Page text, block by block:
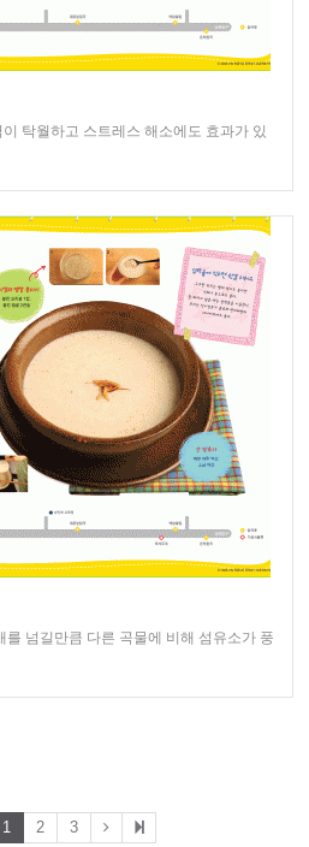
탁월하고 스트레스 해소에도 효과가 있
넘길만큼 다른 곡물에 비해 섬유소가 풍
1 2 3